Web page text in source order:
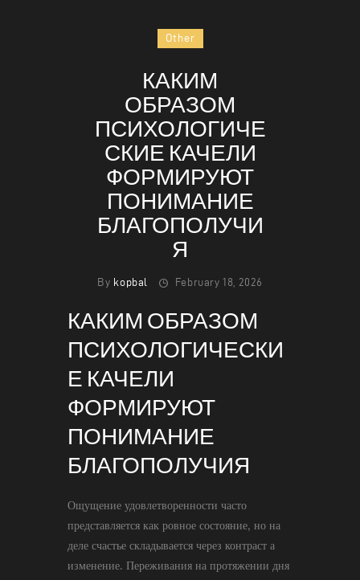
ABOUT
CONTACT
Other
КАКИМ
ОБРАЗОМ
ПСИХОЛОГИЧЕ
СКИЕ КАЧЕЛИ
ФОРМИРУЮТ
ПОНИМАНИЕ
БЛАГОПОЛУЧИ
Я
By kopbal February 18, 2026
КАКИМ ОБРАЗОМ
ПСИХОЛОГИЧЕСКИ
Е КАЧЕЛИ
ФОРМИРУЮТ
ПОНИМАНИЕ
БЛАГОПОЛУЧИЯ
Ощущение удовлетворенности часто
представляется как ровное состояние, но на
деле счастье складывается через контраст а
изменение. Переживания на протяжении дня